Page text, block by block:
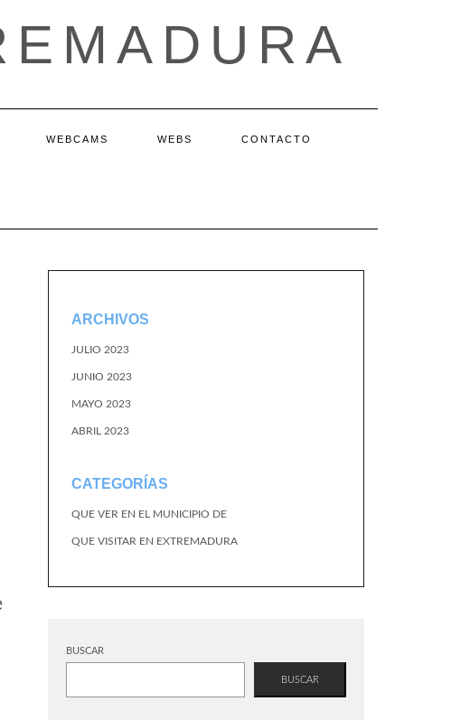
WEBCAMS WEBS CONTACTO
ARCHIVOS
JULIO 2023
JUNIO 2023
MAYO 2023
ABRIL 2023
CATEGORÍAS
QUE VER EN EL MUNICIPIO DE
QUE VISITAR EN EXTREMADURA
BUSCAR
BUSCAR